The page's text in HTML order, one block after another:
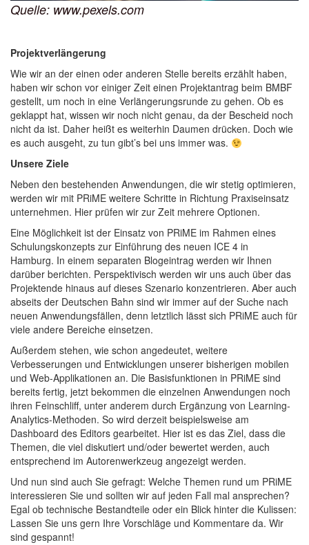
Quelle: www.pexels.com
Projektverlängerung
Wie wir an der einen oder anderen Stelle bereits erzählt haben,
haben wir schon vor einiger Zeit einen Projektantrag beim BMBF
gestellt, um noch in eine Verlängerungsrunde zu gehen. Ob es
geklappt hat, wissen wir noch nicht genau, da der Bescheid noch
nicht da ist. Daher heißt es weiterhin Daumen drücken. Doch wie
es auch ausgeht, zu tun gibt’s bei uns immer was.
Unsere Ziele
Neben den bestehenden Anwendungen, die wir stetig optimieren,
werden wir mit PRiME weitere Schritte in Richtung Praxiseinsatz
unternehmen. Hier prüfen wir zur Zeit mehrere Optionen.
Eine Möglichkeit ist der Einsatz von PRiME im Rahmen eines
Schulungskonzepts zur Einführung des neuen ICE 4 in
Hamburg. In einem separaten Blogeintrag werden wir Ihnen
darüber berichten. Perspektivisch werden wir uns auch über das
Projektende hinaus auf dieses Szenario konzentrieren. Aber auch
abseits der Deutschen Bahn sind wir immer auf der Suche nach
neuen Anwendungsfällen, denn letztlich lässt sich PRiME auch für
viele andere Bereiche einsetzen.
Außerdem stehen, wie schon angedeutet, weitere
Verbesserungen und Entwicklungen unserer bisherigen mobilen
und Web-Applikationen an. Die Basisfunktionen in PRiME sind
bereits fertig, jetzt bekommen die einzelnen Anwendungen noch
ihren Feinschliff, unter anderem durch Ergänzung von Learning-
Analytics-Methoden. So wird derzeit beispielsweise am
Dashboard des Editors gearbeitet. Hier ist es das Ziel, dass die
Themen, die viel diskutiert und/oder bewertet werden, auch
entsprechend im Autorenwerkzeug angezeigt werden.
Und nun sind auch Sie gefragt: Welche Themen rund um PRiME
interessieren Sie und sollten wir auf jeden Fall mal ansprechen?
Egal ob technische Bestandteile oder ein Blick hinter die Kulissen:
Lassen Sie uns gern Ihre Vorschläge und Kommentare da. Wir
sind gespannt!